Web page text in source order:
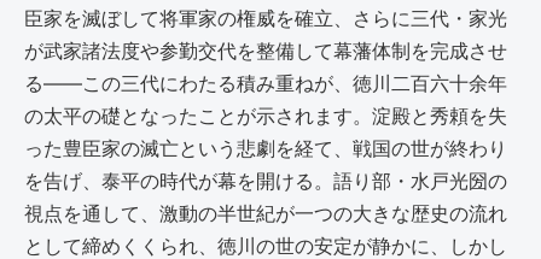
臣家を滅ぼして将軍家の権威を確立、さらに三代・家光
が武家諸法度や参勤交代を整備して幕藩体制を完成させ
る――この三代にわたる積み重ねが、徳川二百六十余年
の太平の礎となったことが示されます。淀殿と秀頼を失
った豊臣家の滅亡という悲劇を経て、戦国の世が終わり
を告げ、泰平の時代が幕を開ける。語り部・水戸光圀の
視点を通して、激動の半世紀が一つの大きな歴史の流れ
として締めくくられ、徳川の世の安定が静かに、しかし